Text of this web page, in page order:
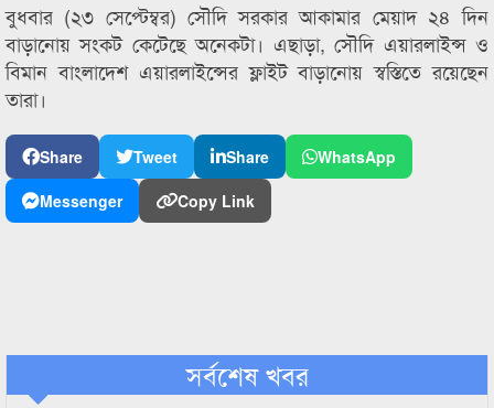
বুধবার (২৩ সেপ্টেম্বর) সৌদি সরকার আকামার মেয়াদ ২৪ দিন
বাড়ানোয় সংকট কেটেছে অনেকটা। এছাড়া, সৌদি এয়ারলাইন্স ও
বিমান বাংলাদেশ এয়ারলাইন্সের ফ্লাইট বাড়ানোয় স্বস্তিতে রয়েছেন
তারা।
Share Tweet Share
WhatsApp
Messenger
Copy Link
সর্বশেষ খবর